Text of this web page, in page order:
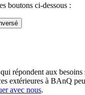
boutons ci-dessous :
répondent aux
extérieures à BAnQ
avec nous.